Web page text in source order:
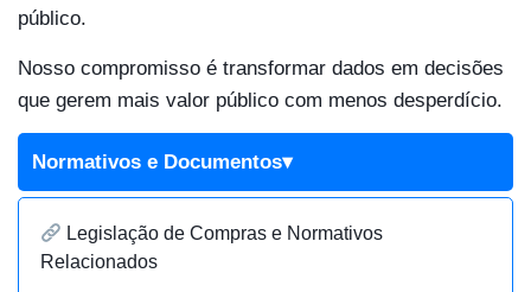
público.
Nosso compromisso é transformar dados em decisões
que gerem mais valor público com menos desperdício.
Normativos e Documentos▾
Legislação de Compras e Normativos
Relacionados